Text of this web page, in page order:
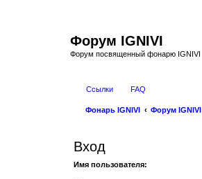
Форум IGNIVI
Форум посвященный фонарю IGNIVI
Ссылки FAQ
Фонарь IGNIVI Форум IGNIVI
Вход
Имя пользователя: